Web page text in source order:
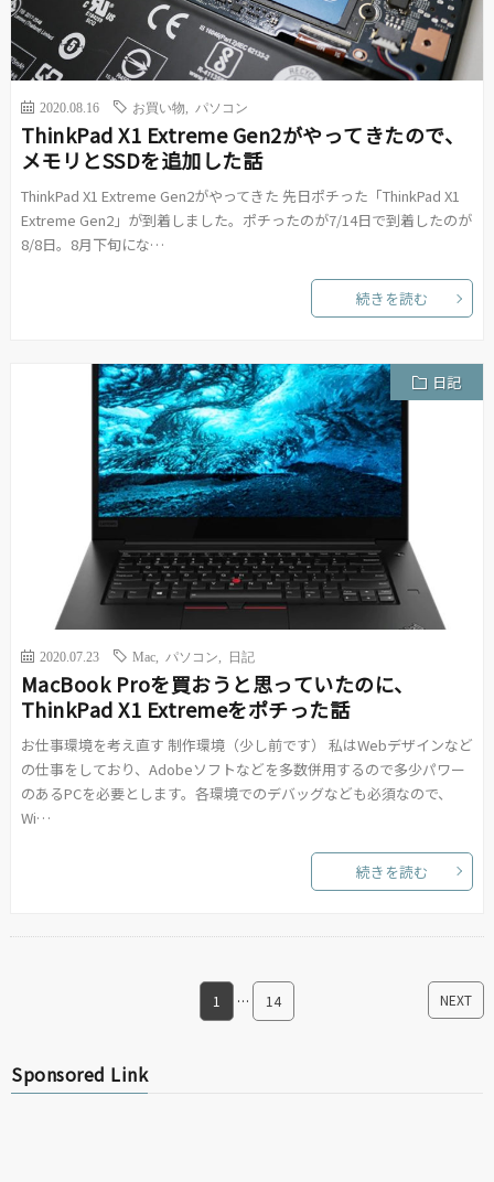
2020.08.16 お買い物 パソコン
ThinkPad X1 Extreme Gen2がやってきたので、
メモリとSSDを追加した話
ThinkPad X1 Extreme Gen2がやってきた 先日ポチった「ThinkPad X1
Extreme Gen2」が到着しました。ポチったのが7/14日で到着したのが
8/8日。8月下旬にな…
続きを読む
日記
2020.07.23 Mac, パソコン 日記
MacBook Proを買おうと思っていたのに、
ThinkPad X1 Extremeをポチった話
お仕事環境を考え直す 制作環境（少し前です） 私はWebデザインなど
の仕事をしており、Adobeソフトなどを多数併用するので多少パワー
のあるPCを必要とします。各環境でのデバッグなども必須なので、
Wi…
続きを読む
1 … 14 NEXT
Sponsored Link